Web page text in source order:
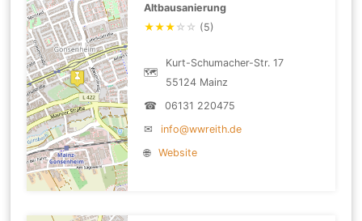
Altbausanierung
★★★ ☆ ☆ (5)
🗺
Kurt-Schumacher-Str. 17
55124 Mainz
☎
06131 220475
✉
info@wwreith.de
🌐
Website